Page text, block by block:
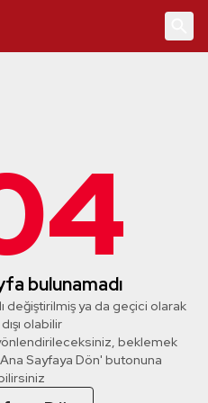
bulunamadı
değiştirilmiş ya da geçici olarak
olabilir
beklemek
Sayfaya Dön' butonuna